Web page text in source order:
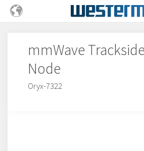
mmWave
Node
Oryx-7322